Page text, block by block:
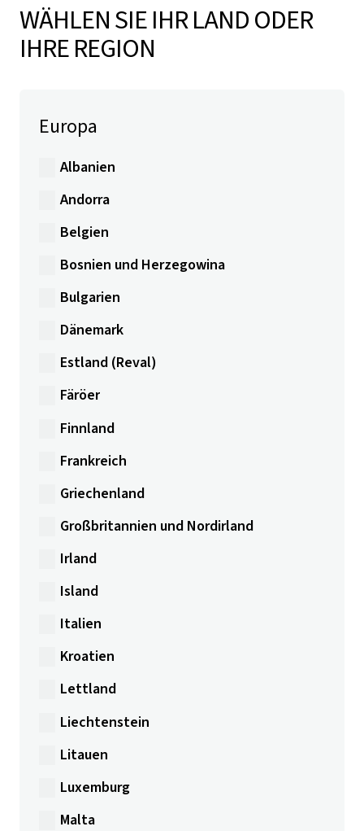
WÄHLEN SIE IHR LAND ODER
IHRE REGION
Europa
Albanien
Andorra
Belgien
Bosnien und Herzegowina
Bulgarien
Dänemark
Estland (Reval)
Färöer
Finnland
Frankreich
Griechenland
Großbritannien und Nordirland
Irland
Island
Italien
Kroatien
Lettland
Liechtenstein
Litauen
Luxemburg
Malta